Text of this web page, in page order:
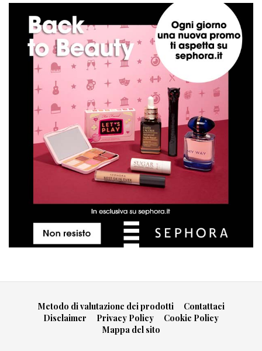
Metodo di valutazione dei prodotti
Contattaci
Disclaimer
Privacy Policy
Cookie Policy
Mappa del sito